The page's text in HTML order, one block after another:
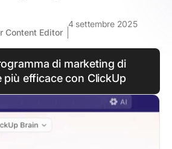
Content Editor
4 settembre 2025
di marketing di
più efficace con ClickUp